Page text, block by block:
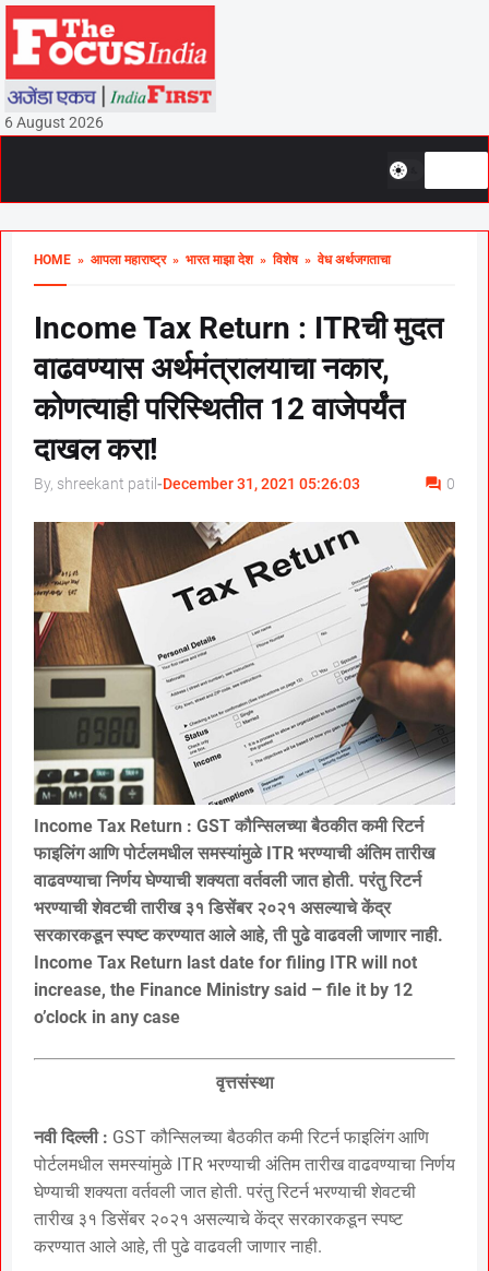
6 August 2026
HOME » आपला महाराष्ट्र» भारत माझा देश» विशेष» वेध अर्थजगताचा
Income Tax Return : ITRची मुदत
वाढवण्यास अर्थमंत्रालयाचा नकार,
कोणत्याही परिस्थितीत 12 वाजेपर्यंत
दाखल करा!
By, shreekant patil -December 31, 2021 05:26:03 0
Income Tax Return : GST कौन्सिलच्या बैठकीत कमी रिटर्न
फाइलिंग आणि पोर्टलमधील समस्यांमुळे ITR भरण्याची अंतिम तारीख
वाढवण्याचा निर्णय घेण्याची शक्यता वर्तवली जात होती. परंतु रिटर्न
भरण्याची शेवटची तारीख ३१ डिसेंबर २०२१ असल्याचे केंद्र
सरकारकडून स्पष्ट करण्यात आले आहे, ती पुढे वाढवली जाणार नाही.
Income Tax Return last date for filing ITR will not
increase, the Finance Ministry said – file it by 12
o’clock in any case
वृत्तसंस्था
नवी दिल्ली : GST कौन्सिलच्या बैठकीत कमी रिटर्न फाइलिंग आणि
पोर्टलमधील समस्यांमुळे ITR भरण्याची अंतिम तारीख वाढवण्याचा निर्णय
घेण्याची शक्यता वर्तवली जात होती. परंतु रिटर्न भरण्याची शेवटची
तारीख ३१ डिसेंबर २०२१ असल्याचे केंद्र सरकारकडून स्पष्ट
करण्यात आले आहे, ती पुढे वाढवली जाणार नाही.